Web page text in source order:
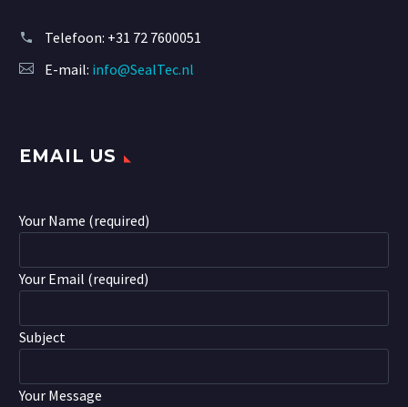
Telefoon: +31 72 7600051
E-mail: info@SealTec.nl
EMAIL US
Your Name (required)
Your Email (required)
Subject
Your Message